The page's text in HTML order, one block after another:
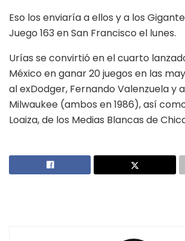
Eso los enviaría a ellos y a los
Juego 163 en San Francisco el lunes.
Urías se convirtió en el cuarto
México en ganar 20 juegos en las
al exDodger, Fernando Valenzuela y
Milwaukee (ambos en 1986), así
Loaiza, de los Medias Blancas de